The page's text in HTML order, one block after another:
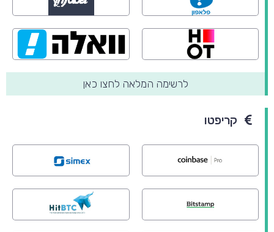
לרשימה המלאה לחצו כאן
קריפטו